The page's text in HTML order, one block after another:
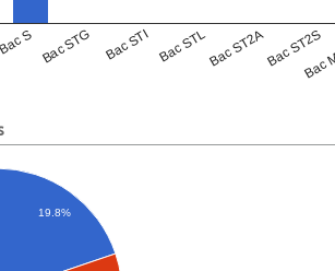
Bac S Bac STG Bac STI Bac STLBac ST2ABac ST2S
19.8%